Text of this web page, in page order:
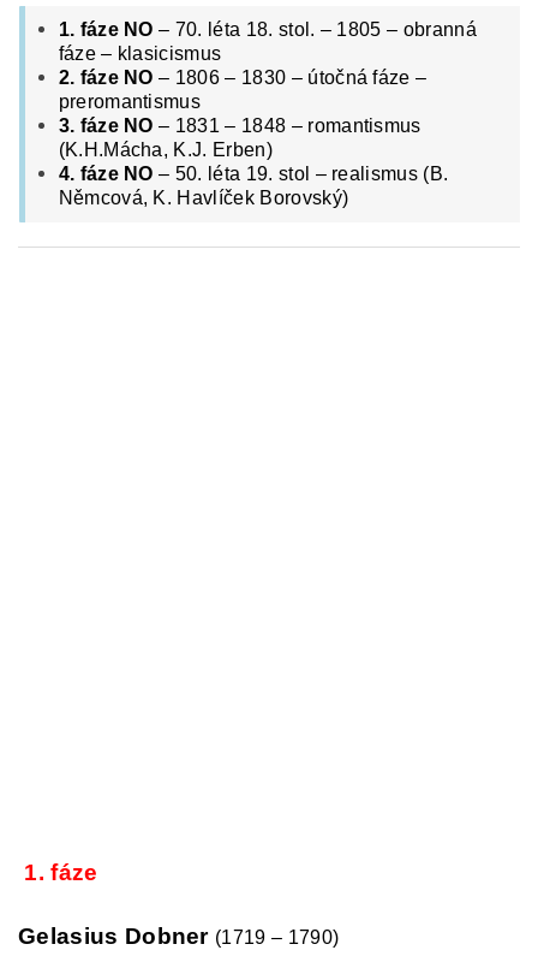
1. fáze NO – 70. léta 18. stol. – 1805 – obranná
fáze – klasicismus
2. fáze NO – 1806 – 1830 – útočná fáze –
preromantismus
3. fáze NO – 1831 – 1848 – romantismus
(K.H.Mácha, K.J. Erben)
4. fáze NO – 50. léta 19. stol – realismus (B.
Němcová, K. Havlíček Borovský)
1. fáze
Gelasius Dobner (1719 – 1790)